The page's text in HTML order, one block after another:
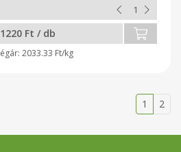
1220 Ft / db
2033.33 Ft/kg
1 2